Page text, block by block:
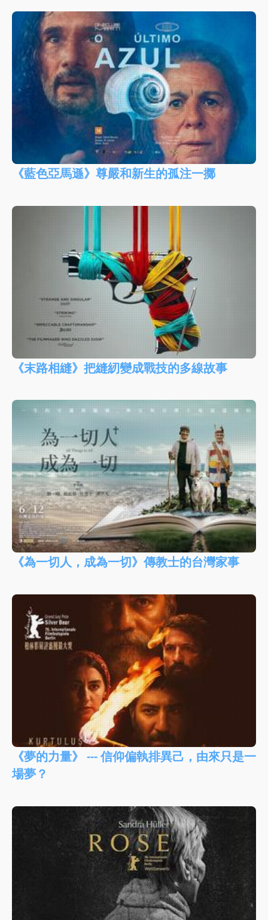
《藍色亞馬遜》尊嚴和新生的孤注一擲
《末路相縫》把縫紉變成戰技的多線故事
《為一切人，成為一切》傳教士的台灣家事
《夢的力量》 --- 信仰偏執排異己，由來只是一
場夢？